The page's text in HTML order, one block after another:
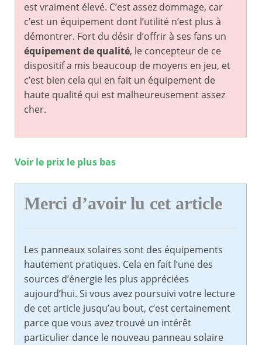
est vraiment élevé. C’est assez dommage, car
c’est un équipement dont l’utilité n’est plus à
démontrer. Fort du désir d’offrir à ses fans un
équipement de qualité, le concepteur de ce
dispositif a mis beaucoup de moyens en jeu, et
c’est bien cela qui en fait un équipement de
haute qualité qui est malheureusement assez
cher.
Voir le prix le plus bas
Merci d’avoir lu cet article
Les panneaux solaires sont des équipements
hautement pratiques. Cela en fait l’une des
sources d’énergie les plus appréciées
aujourd’hui. Si vous avez poursuivi votre lecture
de cet article jusqu’au bout, c’est certainement
parce que vous avez trouvé un intérêt
particulier dance le nouveau panneau solaire